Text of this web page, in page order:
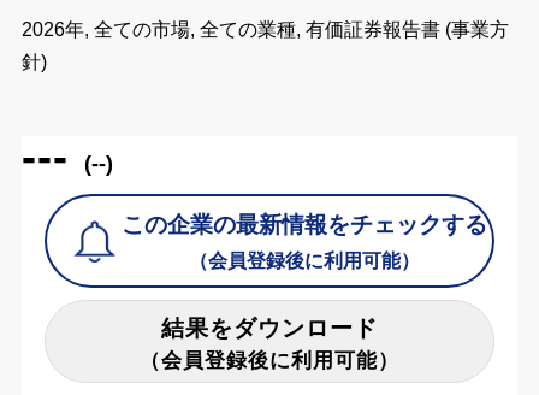
2026年, 全ての市場, 全ての業種, 有価証券報告書 (事業方
針)
--- (--)
この企業の最新情報をチェックする
（会員登録後に利用可能）
結果をダウンロード
（会員登録後に利用可能）